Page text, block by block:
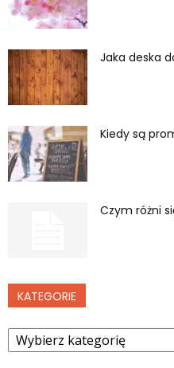
Jaka deska
Kiedy są
Czym różni
KATEGORIE
Kategorie